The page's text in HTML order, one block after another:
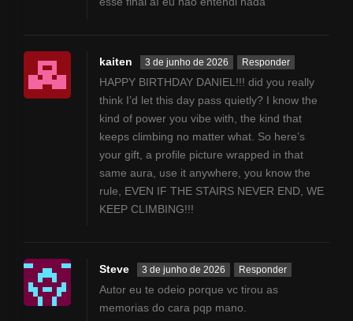
kaiten 3 de junho de 2026 Responder
HAPPY BIRTHDAY DANIEL!!! did you really
think I’d let this day pass quietly? I know the
kind of power you vibe with, the kind that
keeps climbing no matter what. So here’s
your gift, a profile picture wrapped in that
same aura, use it anywhere, you know the
rule, EVEN IF THE STAIRS NEVER END, WE
KEEP CLIMBING!!!
Steve 3 de junho de 2026 Responder
Autor eu te odeio porque vc tirou as
memorias do cara pqp mano.